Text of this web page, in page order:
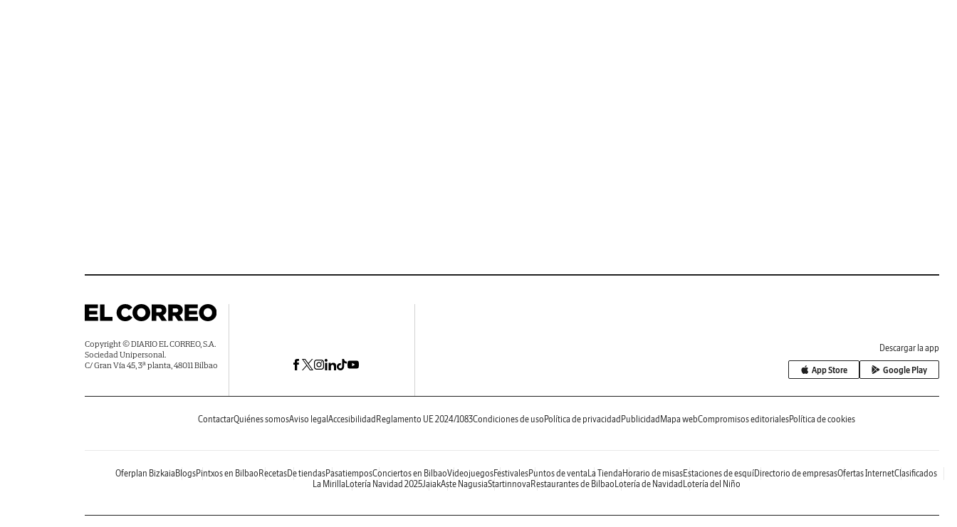
Copyright © DIARIO EL CORREO, S.A.
Sociedad Unipersonal.
C/ Gran Vía 45, 3ª planta, 48011 Bilbao
Descargar la app
App Store Google Play
ContactarQuiénes somosAviso legal Accesibilidad Reglamento UE 2024/1083Condiciones de uso Política de privacidad Publicidad Mapa webCompromisos editorialesPolítica de cookies
Oferplan Bizkaia BlogsPintxos en Bilbao RecetasDe tiendasPasatiemposConciertos en BilbaoVideojuegosFestivalesPuntos de venta La Tienda Horario de misasEstaciones de esquíDirectorio de empresasOfertas InternetClasificados
La Mirilla Lotería Navidad 2025JaiakAste NagusiaStartinnova Restaurantes de Bilbao Lotería de Navidad Lotería del Niño